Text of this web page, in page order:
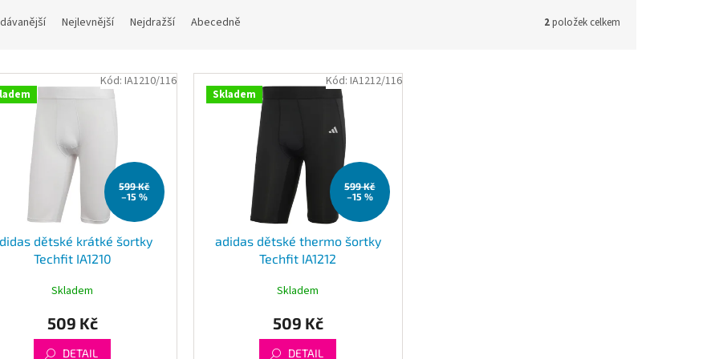
Nejlevnější Nejdražší Abecedně 2položek celkem
599 Kč
–15 %
dětské krátké šortky
Techfit IA1210
Skladem
509 Kč
DETAIL
Kód: IA1210/116
Skladem
599 Kč
–15 %
adidas dětské thermo šortky
Techfit IA1212
Skladem
509 Kč
DETAIL
Kód: IA1212/116